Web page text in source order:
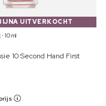
UITVERKOCHT
10 ml
10 Second Hand First